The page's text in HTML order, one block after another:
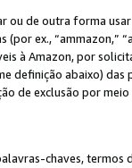
ou de outra forma
ex., “ammazon,”
à Amazon, por
definição abaixo)
de exclusão por
chaves,